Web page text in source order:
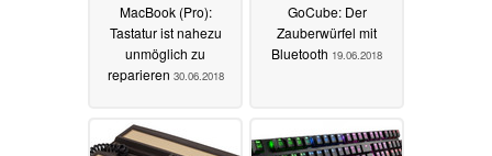
MacBook (Pro):
Tastatur ist nahezu
unmöglich zu
reparieren 30.06.2018
GoCube: Der
Zauberwürfel mit
Bluetooth 19.06.2018